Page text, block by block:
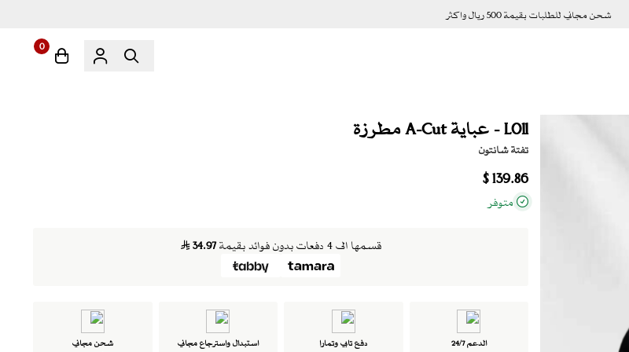
شحن مجاني للطلبات بقيمة 500 ريال واكثر
0
L011 - عباية A-Cut مطرزة
تفتة شانتون
139.86 $
متوفر
قسمها الى 4 دفعات بدون فوائد بقيمة 34.97
الدعم 24/7 دفع تابي وتمارا استبدال واسترجاع مجاني شحن مجاني